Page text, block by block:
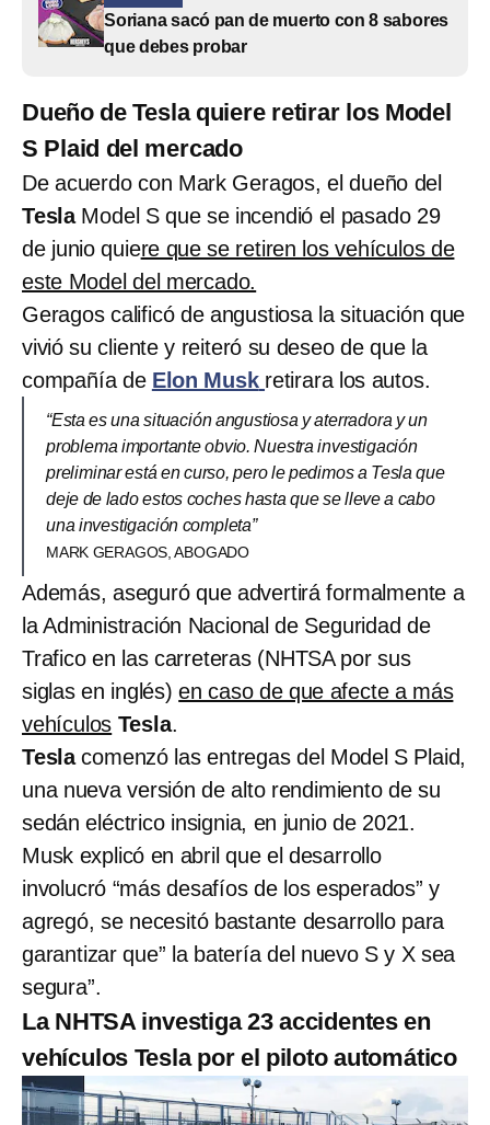
Soriana sacó pan de muerto con 8 sabores
que debes probar
Dueño de Tesla quiere retirar los Model
S Plaid del mercado
De acuerdo con Mark Geragos, el dueño del
Tesla Model S que se incendió el pasado 29
de junio quiere que se retiren los vehículos de
este Model del mercado.
Geragos calificó de angustiosa la situación que
vivió su cliente y reiteró su deseo de que la
compañía de Elon Musk retirara los autos.
“Esta es una situación angustiosa y aterradora y un
problema importante obvio. Nuestra investigación
preliminar está en curso, pero le pedimos a Tesla que
deje de lado estos coches hasta que se lleve a cabo
una investigación completa”
MARK GERAGOS, ABOGADO
Además, aseguró que advertirá formalmente a
la Administración Nacional de Seguridad de
Trafico en las carreteras (NHTSA por sus
siglas en inglés)en caso de que afecte a más
vehículos Tesla.
Teslacomenzó las entregas del Model S Plaid,
una nueva versión de alto rendimiento de su
sedán eléctrico insignia, en junio de 2021.
Musk explicó en abril que el desarrollo
involucró “más desafíos de los esperados” y
agregó, se necesitó bastante desarrollo para
garantizar que” la batería del nuevo S y X sea
segura”.
La NHTSA investiga 23 accidentes en
vehículos Tesla por el piloto automático